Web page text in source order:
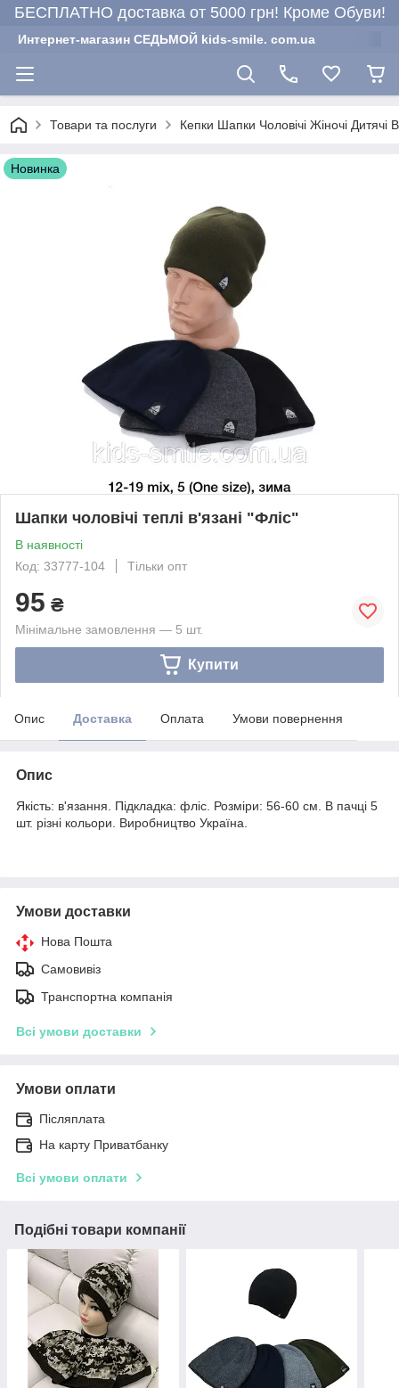
БЕСПЛАТНО доставка от 5000 грн! Кроме Обуви!
Интернет-магазин СЕДЬМОЙ kids-smile. com.ua
Товари та послуги Кепки Шапки Чоловічі Жіночі Дитячі
Новинка
Шапки чоловічі теплі в'язані "Фліс"
В наявності
Код: 33777-104
Тільки опт
95 ₴
Мінімальне замовлення — 5 шт.
Купити
Опис Доставка Оплата Умови повернення
Опис
Якість: в'язання. Підкладка: фліс. Розміри: 56-60 см. В пачці 5
шт. різні кольори. Виробництво Україна.
Умови доставки
Нова Пошта
Самовивіз
Транспортна компанія
Всі умови доставки
Умови оплати
Післяплата
На карту Приватбанку
Всі умови оплати
Подібні товари компанії